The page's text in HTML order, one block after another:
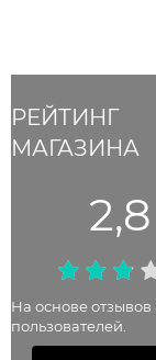
РЕЙТИНГ
МАГАЗИНА
2,8
На основе отзывов
пользователей.